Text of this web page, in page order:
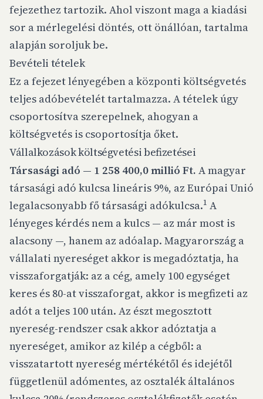
fejezethez tartozik. Ahol viszont maga a kiadási
sor a mérlegelési döntés, ott önállóan, tartalma
alapján soroljuk be.
Bevételi tételek
Ez a fejezet lényegében a központi költségvetés
teljes adóbevételét tartalmazza. A tételek úgy
csoportosítva szerepelnek, ahogyan a
költségvetés is csoportosítja őket.
Vállalkozások költségvetési befizetései
Társasági adó — 1 258 400,0 millió Ft. A magyar
társasági adó kulcsa lineáris 9%, az Európai Unió
legalacsonyabb fő társasági adókulcsa.1 A
lényeges kérdés nem a kulcs — az már most is
alacsony —, hanem az adóalap. Magyarország a
vállalati nyereséget akkor is megadóztatja, ha
visszaforgatják: az a cég, amely 100 egységet
keres és 80-at visszaforgat, akkor is megfizeti az
adót a teljes 100 után. Az észt megosztott
nyereség-rendszer csak akkor adóztatja a
nyereséget, amikor az kilép a cégből: a
visszatartott nyereség mértékétől és idejétől
függetlenül adómentes, az osztalék általános